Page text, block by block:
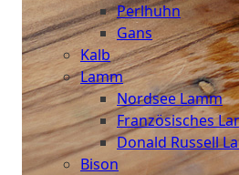
Perlhuhn
Gans
Kalb
Lamm
Nordsee Lamm
Französisches
Donald Russell
Bison